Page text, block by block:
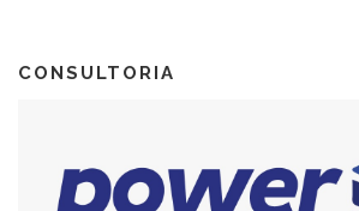
CONSULTORIA